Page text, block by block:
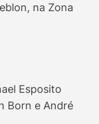
na Zona
Esposito
Born e André